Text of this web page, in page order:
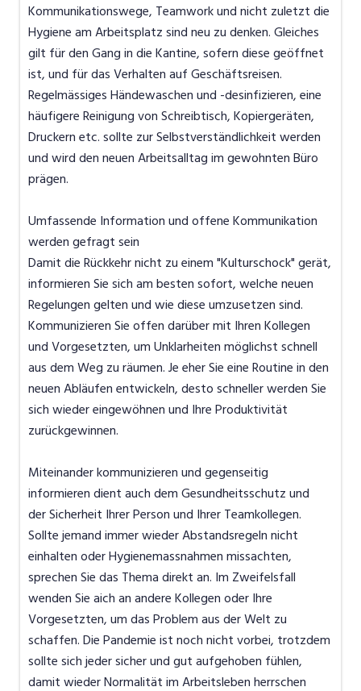
Kommunikationswege, Teamwork und nicht zuletzt die
Hygiene am Arbeitsplatz sind neu zu denken. Gleiches
gilt für den Gang in die Kantine, sofern diese geöffnet
ist, und für das Verhalten auf Geschäftsreisen.
Regelmässiges Händewaschen und -desinfizieren, eine
häufigere Reinigung von Schreibtisch, Kopiergeräten,
Druckern etc. sollte zur Selbstverständlichkeit werden
und wird den neuen Arbeitsalltag im gewohnten Büro
prägen.
Umfassende Information und offene Kommunikation
werden gefragt sein
Damit die Rückkehr nicht zu einem "Kulturschock" gerät,
informieren Sie sich am besten sofort, welche neuen
Regelungen gelten und wie diese umzusetzen sind.
Kommunizieren Sie offen darüber mit Ihren Kollegen
und Vorgesetzten, um Unklarheiten möglichst schnell
aus dem Weg zu räumen. Je eher Sie eine Routine in den
neuen Abläufen entwickeln, desto schneller werden Sie
sich wieder eingewöhnen und Ihre Produktivität
zurückgewinnen.
Miteinander kommunizieren und gegenseitig
informieren dient auch dem Gesundheitsschutz und
der Sicherheit Ihrer Person und Ihrer Teamkollegen.
Sollte jemand immer wieder Abstandsregeln nicht
einhalten oder Hygienemassnahmen missachten,
sprechen Sie das Thema direkt an. Im Zweifelsfall
wenden Sie aich an andere Kollegen oder Ihre
Vorgesetzten, um das Problem aus der Welt zu
schaffen. Die Pandemie ist noch nicht vorbei, trotzdem
sollte sich jeder sicher und gut aufgehoben fühlen,
damit wieder Normalität im Arbeitsleben herrschen